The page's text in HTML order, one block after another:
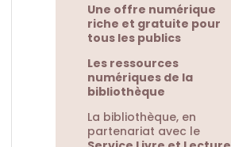
Une offre numérique
riche et gratuite pour
tous les publics
Les ressources
numériques de la
bibliothèque
La bibliothèque, en
partenariat avec le